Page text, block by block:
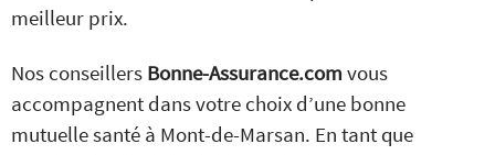
meilleur prix.
Nos conseillers Bonne-Assurance.com vous
accompagnent dans votre choix d’une bonne
mutuelle santé à Mont-de-Marsan. En tant que